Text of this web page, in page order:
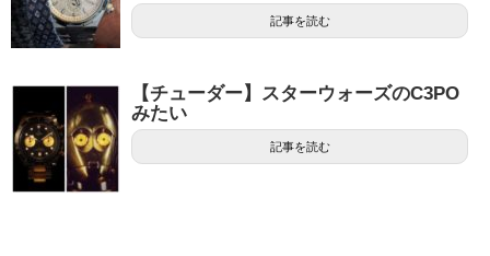
記事を読む
【チューダー】スターウォーズのC3PO
みたい
記事を読む